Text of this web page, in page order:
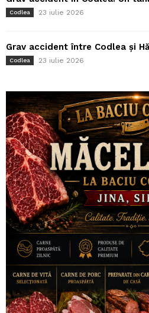
Codlea 23 iulie 2026
Grav accident între Codlea și
Codlea 23 iulie 2026